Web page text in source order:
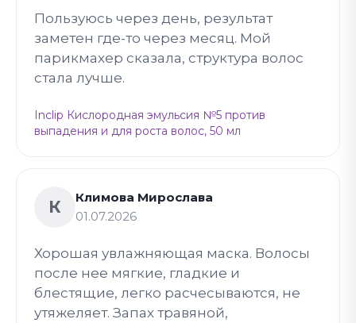
Пользуюсь через день, результат
заметен где-то через месяц. Мой
парикмахер сказала, структура волос
стала лучше.
Inclip Кислородная эмульсия №5 против
выпадения и для роста волос, 50 мл
К
Климова Мирослава
01.07.2026
Хорошая увлажняющая маска. Волосы
после нее мягкие, гладкие и
блестящие, легко расчесываются, не
утяжеляет. Запах травяной,